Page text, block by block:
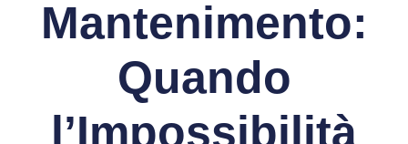
Mantenimento:
Quando
l’Impossibilità